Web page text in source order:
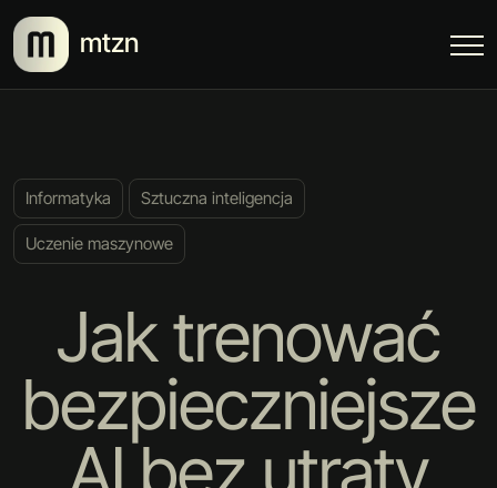
mtzn
Informatyka Sztuczna inteligencja
Uczenie maszynowe
Jak trenować
bezpieczniejsze